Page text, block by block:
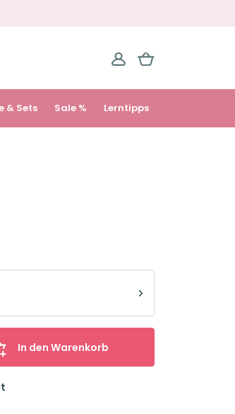
& Sets Sale % Lerntipps
In den Warenkorb